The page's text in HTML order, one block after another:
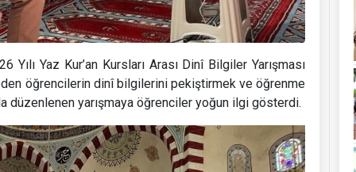
Yaz Kur’an Kursları Arası Dinî Bilgiler Yarışması
öğrencilerin dinî bilgilerini pekiştirmek ve öğrenme
düzenlenen yarışmaya öğrenciler yoğun ilgi gösterdi.